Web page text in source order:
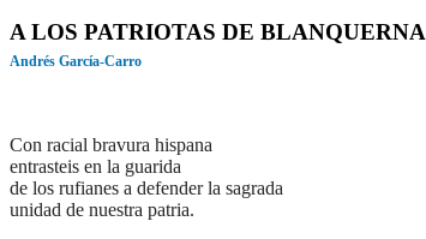
A LOS PATRIOTAS DE BLANQUERNA
Andrés García-Carro
Con racial bravura hispana
entrasteis en la guarida
de los rufianes a defender la sagrada
unidad de nuestra patria.